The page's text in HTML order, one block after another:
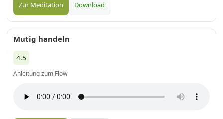
Zur Meditation Download
Mutig handeln
4.5
Anleitung zum Flow